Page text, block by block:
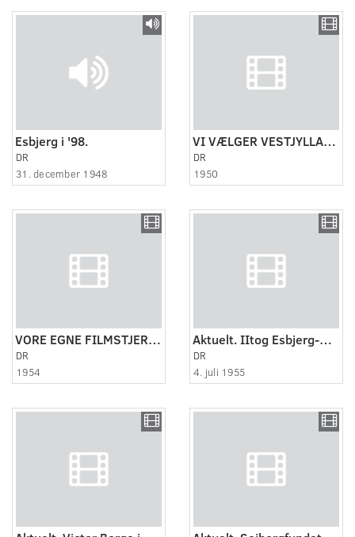
Esbjerg i '98.
DR
31. december 1948
VI VÆLGER VESTJYLLAND ca.1950
DR
1950
VORE EGNE FILMSTJERNER CA. 1954
DR
1954
Aktuelt. IItog Esbjerg-Hamburg.
DR
4. juli 1955